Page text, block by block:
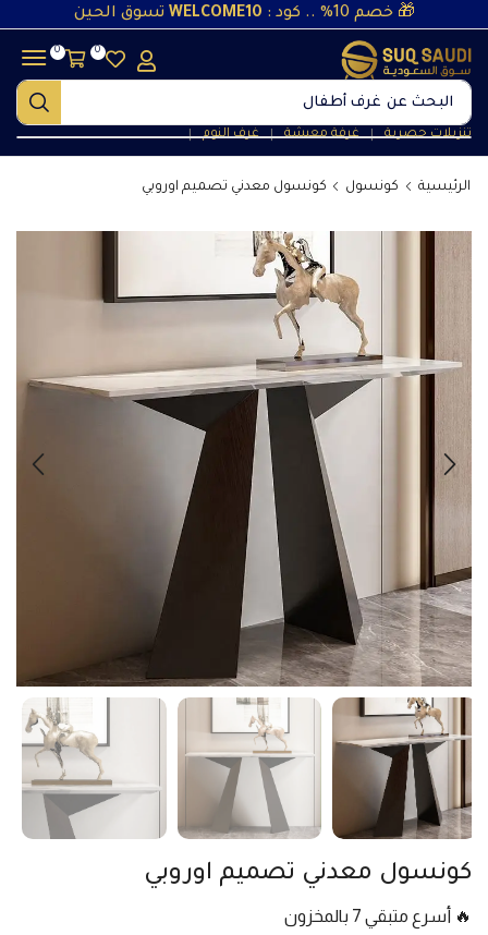
🎁 خصم 10% .. كود : WELCOME10 تسوق الحين
البحث عن غرف أطفال
تنزيلات حصرية ❘ غرفة معيشة ❘ غرف النوم ❘
0
0
الرئيسية كونسول كونسول معدني تصميم اوروبي
كونسول معدني تصميم اوروبي
🔥 أسرع متبقي 7 بالمخزون